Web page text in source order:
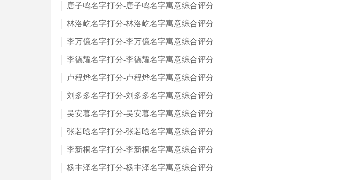
唐子鸣名字打分-唐子鸣名字寓意综合评分
林洛屹名字打分-林洛屹名字寓意综合评分
李万億名字打分-李万億名字寓意综合评分
李德耀名字打分-李德耀名字寓意综合评分
卢程烨名字打分-卢程烨名字寓意综合评分
刘多多名字打分-刘多多名字寓意综合评分
吴安暮名字打分-吴安暮名字寓意综合评分
张若晗名字打分-张若晗名字寓意综合评分
李新桐名字打分-李新桐名字寓意综合评分
杨丰泽名字打分-杨丰泽名字寓意综合评分